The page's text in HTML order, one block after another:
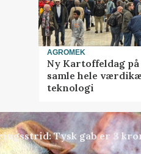
AGROMEK
Ny Kartoffeldag på
samle hele
teknologi
Tysk gab er 3